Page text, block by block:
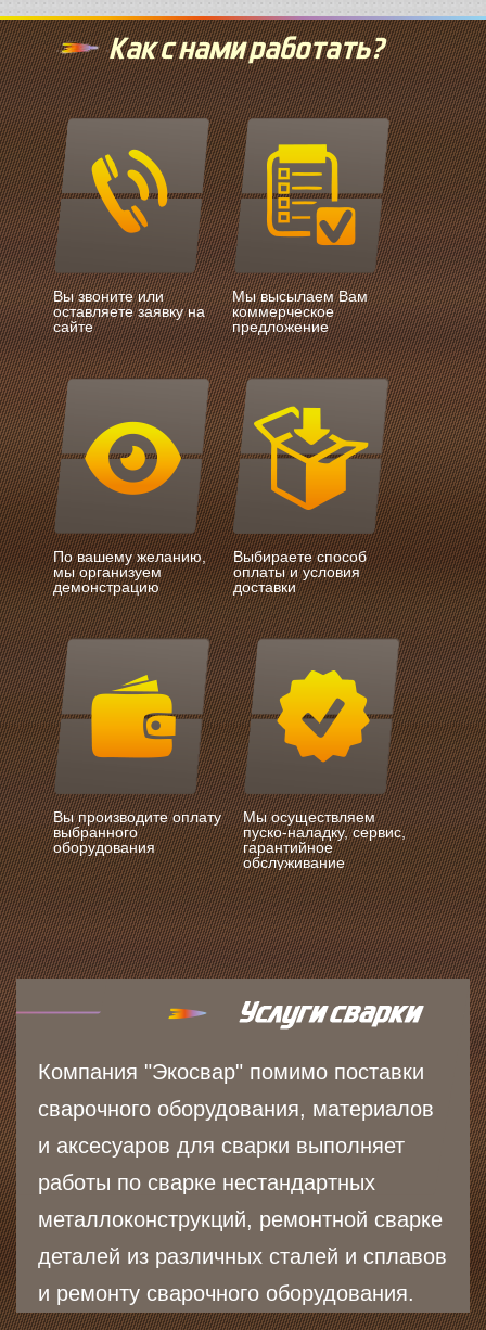
Как с нами работать?
Вы звоните или
оставляете заявку на
сайте
Мы высылаем Вам
коммерческое
предложение
По вашему желанию,
мы организуем
демонстрацию
Выбираете способ
оплаты и условия
доставки
Вы производите оплату
выбранного
оборудования
Мы осуществляем
пуско-наладку, сервис,
гарантийное
обслуживание
Компания "Экосвар" помимо поставки
сварочного оборудования, материалов
и аксесуаров для сварки выполняет
работы по сварке нестандартных
металлоконструкций, ремонтной сварке
деталей из различных сталей и сплавов
и ремонту сварочного оборудования.